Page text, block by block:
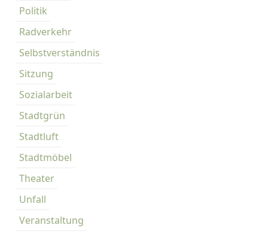
Politik
Radverkehr
Selbstverständnis
Sitzung
Sozialarbeit
Stadtgrün
Stadtluft
Stadtmöbel
Theater
Unfall
Veranstaltung